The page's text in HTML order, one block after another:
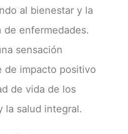
al bienestar y la
de enfermedades.
sensación
de impacto positivo
de vida de los
la salud integral.